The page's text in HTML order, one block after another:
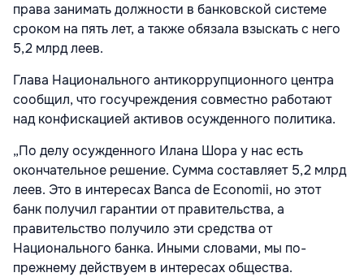
права занимать должности в банковской системе
сроком на пять лет, а также обязала взыскать с него
5,2 млрд леев.
Глава Национального антикоррупционного центра
сообщил, что госучреждения совместно работают
над конфискацией активов осужденного политика.
„По делу осужденного Илана Шора у нас есть
окончательное решение. Сумма составляет 5,2 млрд
леев. Это в интересах Banca de Economii, но этот
банк получил гарантии от правительства, а
правительство получило эти средства от
Национального банка. Иными словами, мы по-
прежнему действуем в интересах общества.